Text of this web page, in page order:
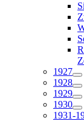
1927
1928
1929
1930
1931-